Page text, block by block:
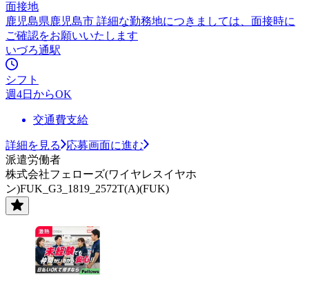
面接地
鹿児島県鹿児島市 詳細な勤務地につきましては、面接時に
ご確認をお願いいたします
いづろ通駅
シフト
週4日からOK
交通費支給
詳細を見る
応募画面に進む
派遣労働者
株式会社フェローズ(ワイヤレスイヤホ
ン)FUK_G3_1819_2572T(A)(FUK)